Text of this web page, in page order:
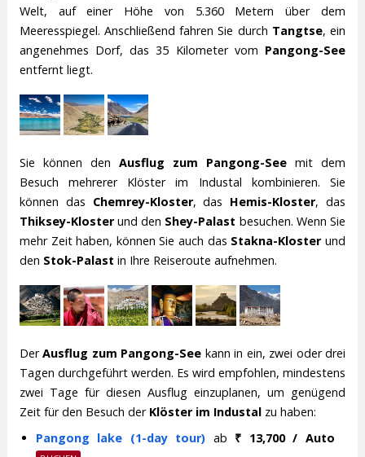
Welt, auf einer Höhe von 5.360 Metern über dem
Meeresspiegel. Anschließend fahren Sie durch Tangtse, ein
angenehmes Dorf, das 35 Kilometer vom Pangong-See
entfernt liegt.
Sie können den Ausflug zum Pangong-Seemit dem
Besuch mehrerer Klöster im Industal kombinieren. Sie
können das Chemrey-Kloster, das Hemis-Kloster, das
Thiksey-Klosterund den Shey-Palast besuchen. Wenn Sie
mehr Zeit haben, können Sie auch das Stakna-Klosterund
den Stok-Palast in Ihre Reiseroute aufnehmen.
DerAusflug zum Pangong-See kann in ein, zwei oder drei
Tagen durchgeführt werden. Es wird empfohlen, mindestens
zwei Tage für diesen Ausflug einzuplanen, um genügend
Zeit für den Besuch der Klöster im Industalzu haben:
Pangong lake (1-day tour) ab ₹ 13,700 / Auto